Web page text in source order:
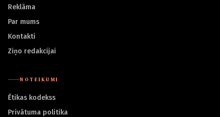
Reklāma
Par mums
Kontakti
Ziņo redakcijai
NOTEIKUMI
Ētikas kodekss
Privātuma politika